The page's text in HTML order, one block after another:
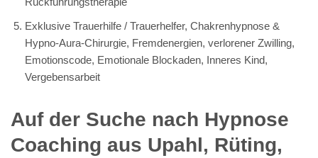
Exklusive Trauerhilfe / Trauerhelfer, Chakrenhypnose &
Hypno-Aura-Chirurgie, Fremdenergien, verlorener Zwilling,
Emotionscode, Emotionale Blockaden, Inneres Kind,
Vergebensarbeit
Auf der Suche nach Hypnose
Coaching aus Upahl, Rüting,